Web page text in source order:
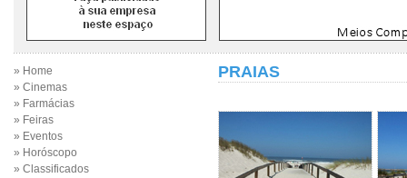
» Home
» Cinemas
» Farmácias
» Feiras
» Eventos
» Horóscopo
» Classificados
PRAIAS